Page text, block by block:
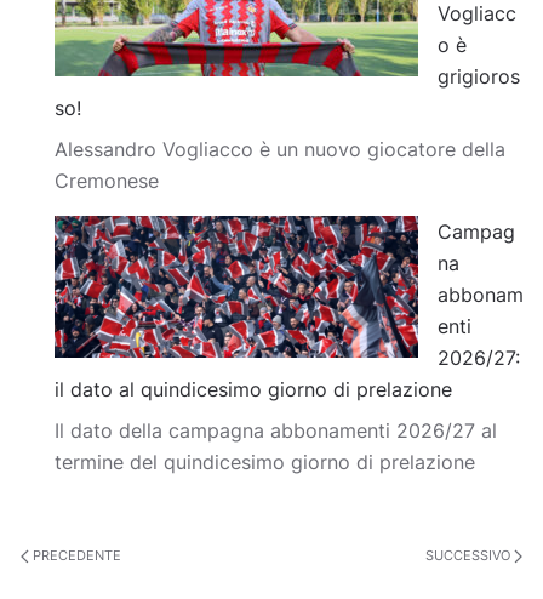
Vogliacc
o è
grigioros
so!
Alessandro Vogliacco è un nuovo giocatore della
Cremonese
Campag
na
abbonam
enti
2026/27:
il dato al quindicesimo giorno di prelazione
Il dato della campagna abbonamenti 2026/27 al
termine del quindicesimo giorno di prelazione
PRECEDENTE SUCCESSIVO